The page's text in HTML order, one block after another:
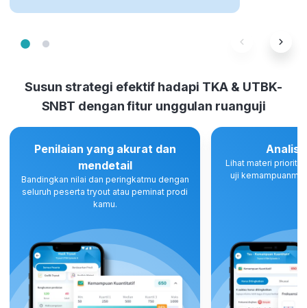
Susun strategi efektif hadapi TKA & UTBK-
SNBT dengan fitur unggulan ruanguji
Penilaian yang akurat dan
mendetail
Bandingkan nilai dan peringkatmu dengan
seluruh peserta tryout atau peminat prodi
kamu.
Lihat materi
uji